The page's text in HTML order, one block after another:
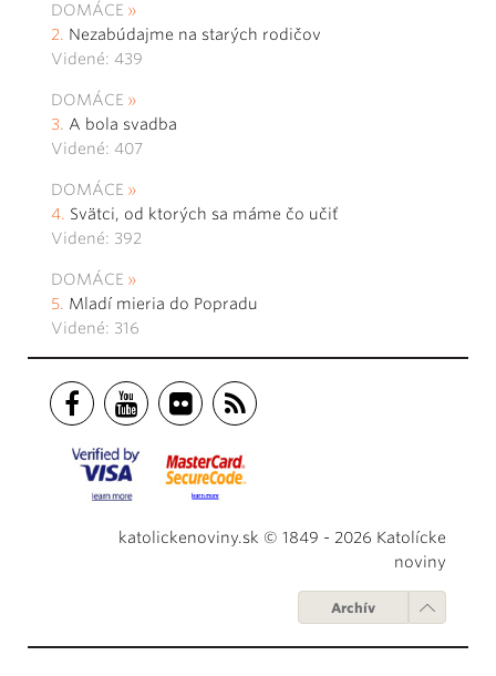
DOMÁCE
Nezabúdajme na starých rodičov
Videné: 439
DOMÁCE
A bola svadba
Videné: 407
DOMÁCE
Svätci, od ktorých sa máme čo učiť
Videné: 392
DOMÁCE
Mladí mieria do Popradu
Videné: 316
katolickenoviny.sk © 1849 - 2026 Katolícke
noviny
Archív